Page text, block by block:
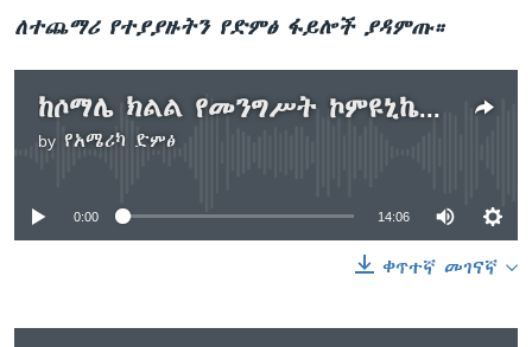
ለተጨማሪ የተያያዙትን የድምፅ ፋይሎች ያዳምጡ።
ከሶማሌ ክልል የመንግሥት ኮምዩኒኬሽንስ ጉዳዮች ቢሮ ኃላፊ አቶ እድሪስ እስማኤል ጋር የተደረገ ቃለ ምልልስ
by የአሜሪካ ድምፅ
No media source currently available
0:00 14:06
ቀጥተኛ መገናኛ